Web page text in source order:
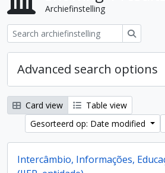
Archiefinstelling
Advanced search options
Card view
Table view
Gesorteerd op: Date modified
Intercâmbio, Informações,